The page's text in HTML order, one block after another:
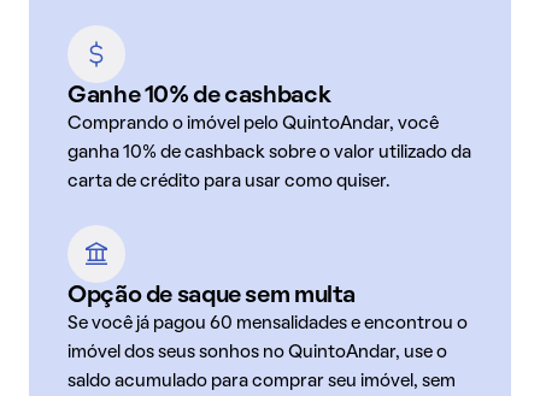
Ganhe 10% de cashback
Comprando o imóvel pelo QuintoAndar, você
ganha 10% de cashback sobre o valor utilizado da
carta de crédito para usar como quiser.
Opção de saque sem multa
Se você já pagou 60 mensalidades e encontrou o
imóvel dos seus sonhos no QuintoAndar, use o
saldo acumulado para comprar seu imóvel, sem